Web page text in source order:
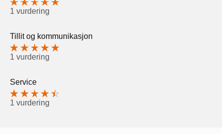
1 vurdering
Tillit og kommunikasjon
1 vurdering
Service
1 vurdering